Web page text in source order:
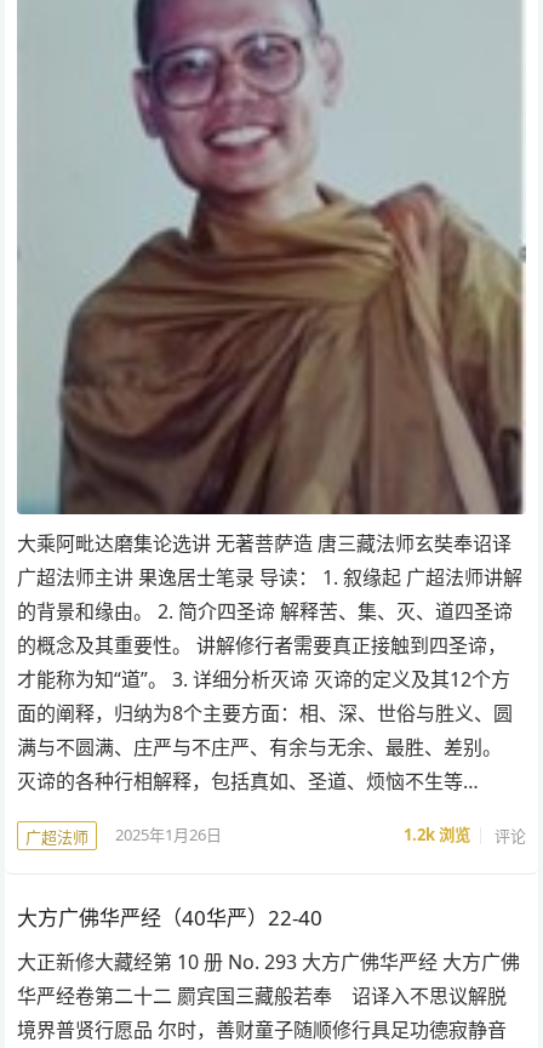
大乘阿毗达磨集论选讲 无著菩萨造 唐三藏法师玄奘奉诏译
广超法师主讲 果逸居士笔录 导读： 1. 叙缘起 广超法师讲解
的背景和缘由。 2. 简介四圣谛 解释苦、集、灭、道四圣谛
的概念及其重要性。 讲解修行者需要真正接触到四圣谛，
才能称为知“道”。 3. 详细分析灭谛 灭谛的定义及其12个方
面的阐释，归纳为8个主要方面：相、深、世俗与胜义、圆
满与不圆满、庄严与不庄严、有余与无余、最胜、差别。
灭谛的各种行相解释，包括真如、圣道、烦恼不生等…
广超法师 2025年1月26日 1.2k浏览 评论
大方广佛华严经（40华严）22-40
大正新修大藏经第 10 册 No. 293 大方广佛华严经 大方广佛
华严经卷第二十二 罽宾国三藏般若奉 诏译入不思议解脱
境界普贤行愿品 尔时，善财童子随顺修行具足功德寂静音